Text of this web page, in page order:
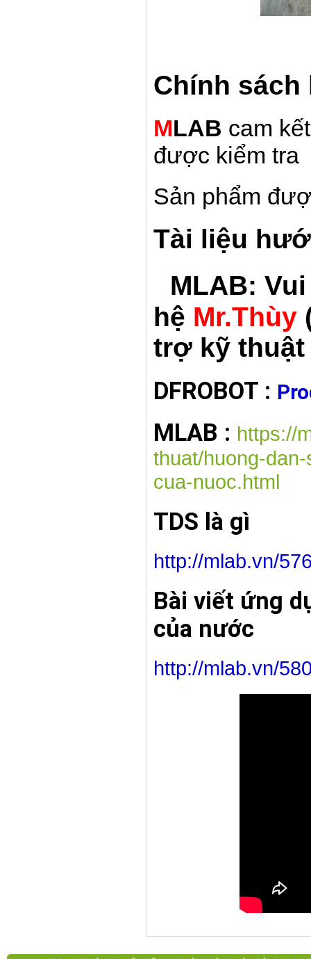
Chính sách
MLAB cam
được kiểm tra
Sản phẩm
Tài liệu
MLAB:
hệ Mr.Thùy
trợ kỹ thuật
DFROBOT :
MLAB : https://
thuat/huong-
cua-nuoc.html
TDS là gì
http://mlab.vn/
Bài viết ứng
của nước
http://mlab.vn/